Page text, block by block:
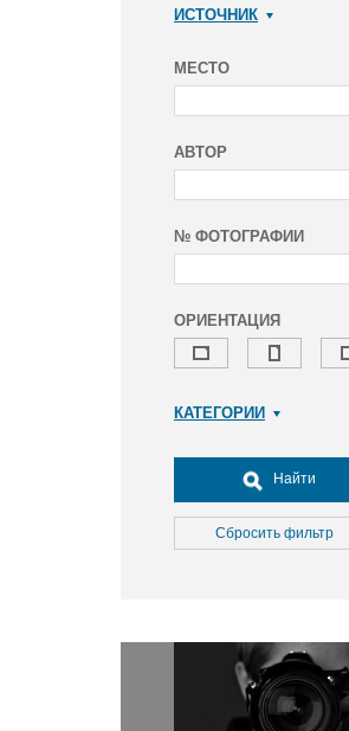
ИСТОЧНИК
МЕСТО
АВТОР
№ ФОТОГРАФИИ
ОРИЕНТАЦИЯ
КАТЕГОРИИ
Досуг, туризм и отдых
Культура
Медицина
Окружающая среда
Политика
Правосудие
Найти
Сбросить фильтр